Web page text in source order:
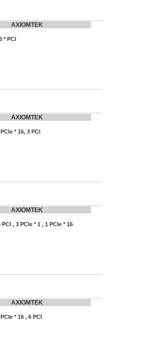
AXIOMTEK
* PCI
AXIOMTEK
* 16, 3 PCI
AXIOMTEK
PCI , 3 PCIe * 1 , 1 PCIe * 16
AXIOMTEK
* 16 , 6 PCI